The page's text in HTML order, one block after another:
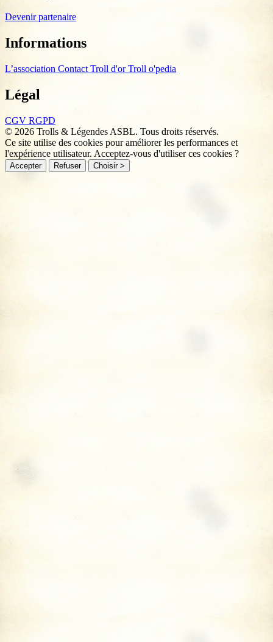
Devenir partenaire
Informations
L’association Contact Troll d'orTroll o'pedia
Légal
CGV RGPD
© 2026 Trolls & Légendes ASBL. Tous droits réservés.
Ce site utilise des cookies pour améliorer les performances et
l'expérience utilisateur. Acceptez-vous d'utiliser ces cookies ?
Accepter Refuser Choisir >